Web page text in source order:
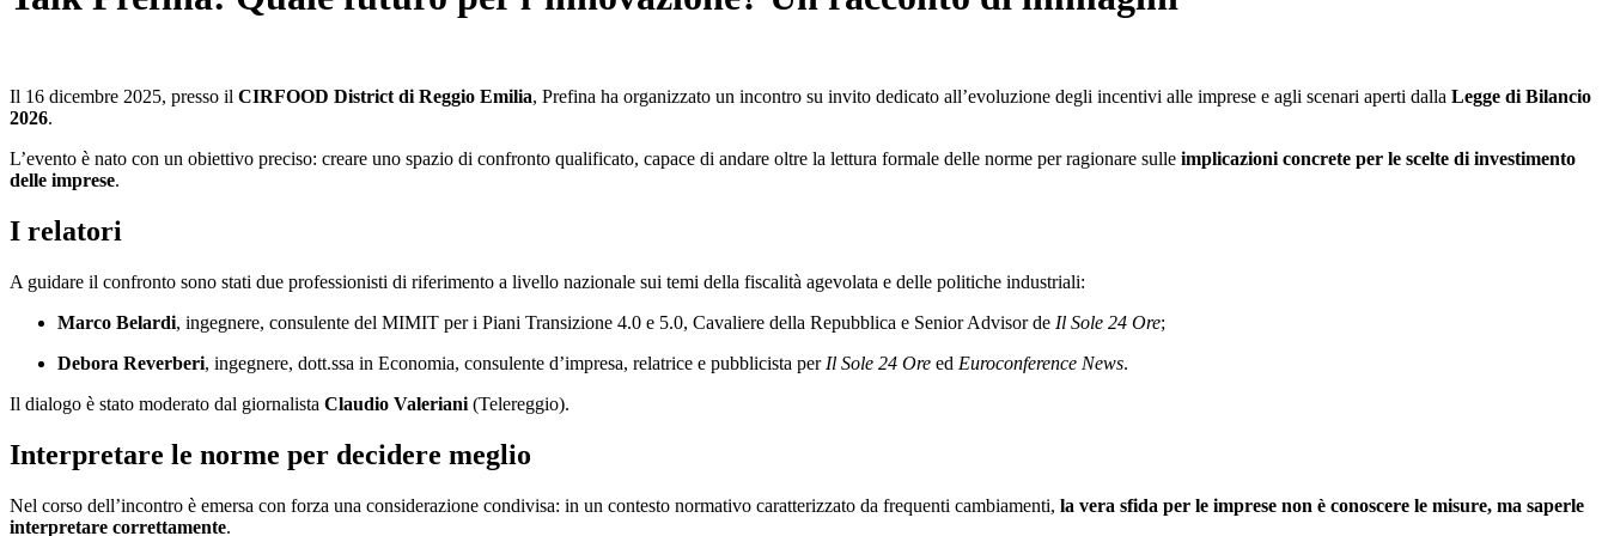
Il 16 dicembre 2025, presso il CIRFOOD District di Reggio Emilia, Prefina ha organizzato un incontro su invito dedicato all’evoluzione degli incentivi alle imprese e agli scenari aperti dalla Legge di Bilancio
2026.
L’evento è nato con un obiettivo preciso: creare uno spazio di confronto qualificato, capace di andare oltre la lettura formale delle norme per ragionare sulle implicazioni concrete per le scelte di investimento
delle imprese.
I relatori
A guidare il confronto sono stati due professionisti di riferimento a livello nazionale sui temi della fiscalità agevolata e delle politiche industriali:
Marco Belardi, ingegnere, consulente del MIMIT per i Piani Transizione 4.0 e 5.0, Cavaliere della Repubblica e Senior Advisor de Il Sole 24 Ore;
Debora Reverberi, ingegnere, dott.ssa in Economia, consulente d’impresa, relatrice e pubblicista per Il Sole 24 Ore ed Euroconference News.
Il dialogo è stato moderato dal giornalista Claudio Valeriani (Telereggio).
Interpretare le norme per decidere meglio
Nel corso dell’incontro è emersa con forza una considerazione condivisa: in un contesto normativo caratterizzato da frequenti cambiamenti, la vera sfida per le imprese non è conoscere le misure, ma saperle
interpretare correttamente.